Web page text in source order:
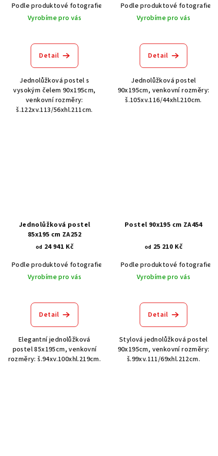
Podle produktové fotografie
Akát vintage BT1551
Dub světlý
Vyrobíme pro vás
Detail
Jednolůžková postel s
vysokým čelem 90x195cm,
venkovní rozměry:
š.122xv.113/56xhl.211cm.
Podle produktové fotografie
Vyrobíme pro vás
Detail
Jednolůžková postel
90x195cm, venkovní rozměry:
š.105xv.116/44xhl.210cm.
Jednolůžková postel
85x195 cm ZA252
od 24 941 Kč
Podle produktové fotografie
Akát vintage BT1551
Dub světlý
Vyrobíme pro vás
Detail
Elegantní jednolůžková
postel 85x195cm, venkovní
rozměry: š.94xv.100xhl.219cm.
Postel 90x195 cm ZA454
od 25 210 Kč
Podle produktové fotografie
Vyrobíme pro vás
Detail
Stylová jednolůžková postel
90x195cm, venkovní rozměry:
š.99xv.111/69xhl.212cm.